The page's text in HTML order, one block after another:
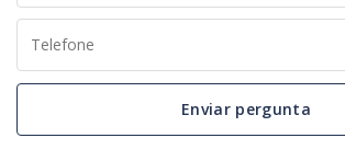
Enviar pergunta